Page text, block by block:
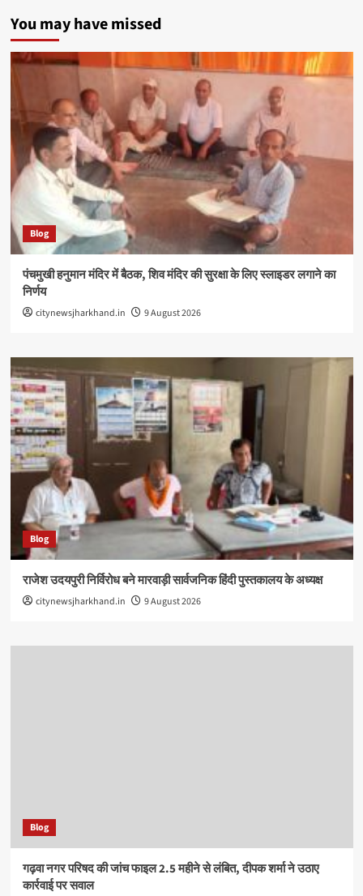
You may have missed
Blog
पंचमुखी हनुमान मंदिर में बैठक, शिव मंदिर की सुरक्षा के लिए स्लाइडर लगाने का
निर्णय
citynewsjharkhand.in 9 August 2026
Blog
राजेश उदयपुरी निर्विरोध बने मारवाड़ी सार्वजनिक हिंदी पुस्तकालय के अध्यक्ष
citynewsjharkhand.in 9 August 2026
Blog
गढ़वा नगर परिषद की जांच फाइल 2.5 महीने से लंबित, दीपक शर्मा ने उठाए
कार्रवाई पर सवाल